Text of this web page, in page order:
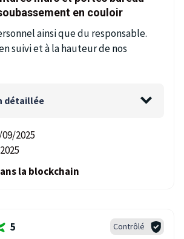
en couloir
ainsi que du responsable.
suivi et à la hauteur de nos
détaillée
2025
la blockchain
5 Contrôlé